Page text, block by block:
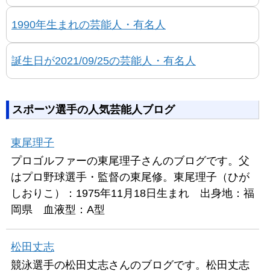
1990年生まれの芸能人・有名人
誕生日が2021/09/25の芸能人・有名人
スポーツ選手の人気芸能人ブログ
東尾理子
プロゴルファーの東尾理子さんのブログです。父
はプロ野球選手・監督の東尾修。東尾理子（ひが
しおりこ）：1975年11月18日生まれ 出身地：福
岡県 血液型：A型
松田丈志
競泳選手の松田丈志さんのブログです。松田丈志